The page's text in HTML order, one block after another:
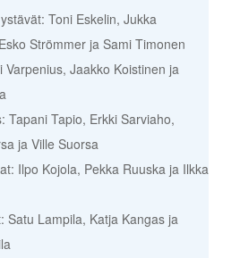
Toni Eskelin, Jukka
Strömmer ja Sami Timonen
Varpenius, Jaakko Koistinen ja
Tapani Tapio, Erkki Sarviaho,
ja Ville Suorsa
Ilpo Kojola, Pekka Ruuska ja Ilkka
Satu Lampila, Katja Kangas ja